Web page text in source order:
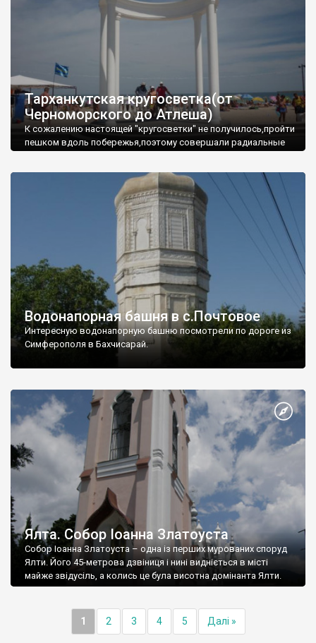
Тарханкутская кругосветка(от
Черноморского до Атлеша)
К сожалению настоящей "кругосветки" не получилось,пройти
пешком вдоль побережья,поэтому совершали радиальные
Водонапорная башня в с.Почтовое
Интересную водонапорную башню посмотрели по дороге из
Симферополя в Бахчисарай.
Ялта. Собор Іоанна Златоуста
Собор Іоанна Златоуста – одна із перших мурованих споруд
Ялти. Його 45-метрова дзвіниця і нині видніється в місті
майже звідусіль, а колись це була висотна домінанта Ялти.
1 2 3 4 5 Далі »